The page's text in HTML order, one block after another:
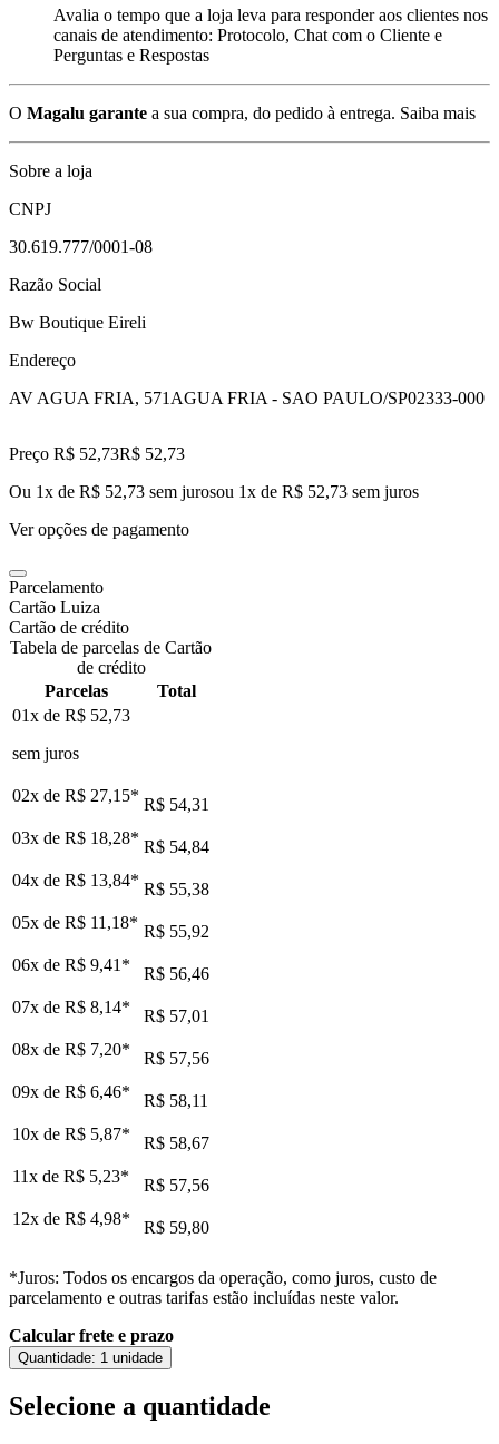
Avalia o tempo que a loja leva para responder aos clientes nos
canais de atendimento: Protocolo, Chat com o Cliente e
Perguntas e Respostas
O Magalu garante a sua compra, do pedido à entrega. Saiba mais
Sobre a loja
CNPJ
30.619.777/0001-08
Razão Social
Bw Boutique Eireli
Endereço
AV AGUA FRIA, 571 AGUA FRIA - SAO PAULO/SP02333-000
Preço R$ 52,73R$ 52,73
Ou 1x de R$ 52,73 sem jurosou 1x de R$ 52,73 sem juros
Ver opções de pagamento
Parcelamento
Cartão Luiza
Cartão de crédito
Tabela de parcelas de Cartão
de crédito
Parcelas
Total
01x de R$ 52,73
sem juros
02x de R$ 27,15* R$ 54,31
03x de R$ 18,28* R$ 54,84
04x de R$ 13,84* R$ 55,38
05x de R$ 11,18* R$ 55,92
06x de R$ 9,41 *
R$ 56,46
07x de R$ 8,14*
R$ 57,01
08x de R$ 7,20*
R$ 57,56
09x de R$ 6,46*
R$ 58,11
10x de R$ 5,87*
R$ 58,67
11x de R$ 5,23*
R$ 57,56
12x de R$ 4,98* R$ 59,80
*Juros: Todos os encargos da operação, como juros, custo de
parcelamento e outras tarifas estão incluídas neste valor.
Calcular frete e prazo
Quantidade: 1 unidade
Selecione a quantidade